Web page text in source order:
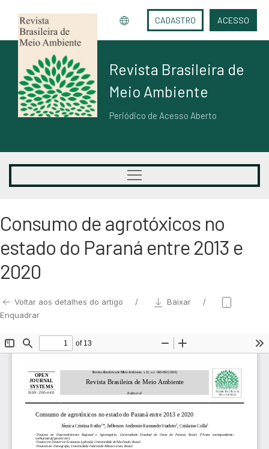
CADASTRO ACESSO
Revista Brasileira de
Meio Ambiente
Periódico de Acesso Aberto
Consumo de agrotóxicos no
estado do Paraná entre 2013 e
2020
Voltar aos detalhes do artigo
Baixar
Enquadrar